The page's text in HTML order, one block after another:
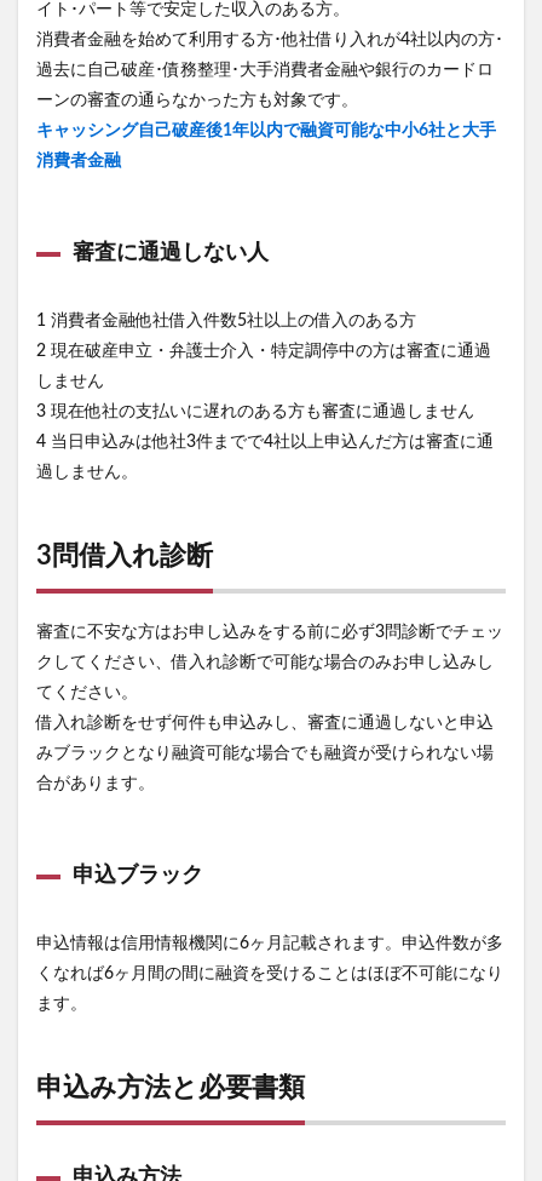
イト･パート等で安定した収入のある方。
消費者金融を始めて利用する方･他社借り入れが4社以内の方･
過去に自己破産･債務整理･大手消費者金融や銀行のカードロ
ーンの審査の通らなかった方も対象です。
キャッシング自己破産後1年以内で融資可能な中小6社と大手
消費者金融
審査に通過しない人
1 消費者金融他社借入件数5社以上の借入のある方
2 現在破産申立・弁護士介入・特定調停中の方は審査に通過
しません
3 現在他社の支払いに遅れのある方も審査に通過しません
4 当日申込みは他社3件までで4社以上申込んだ方は審査に通
過しません。
3問借入れ診断
審査に不安な方はお申し込みをする前に必ず3問診断でチェッ
クしてください、借入れ診断で可能な場合のみお申し込みし
てください。
借入れ診断をせず何件も申込みし、審査に通過しないと申込
みブラックとなり融資可能な場合でも融資が受けられない場
合があります。
申込ブラック
申込情報は信用情報機関に6ヶ月記載されます。申込件数が多
くなれば6ヶ月間の間に融資を受けることはほぼ不可能になり
ます。
申込み方法と必要書類